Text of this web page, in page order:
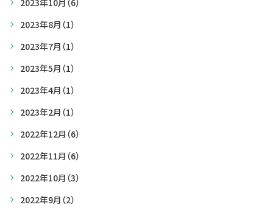
2023年10月 （6）
2023年8月 （1）
2023年7月 （1）
2023年5月 （1）
2023年4月 （1）
2023年2月 （1）
2022年12月 （6）
2022年11月 （6）
2022年10月 （3）
2022年9月 （2）